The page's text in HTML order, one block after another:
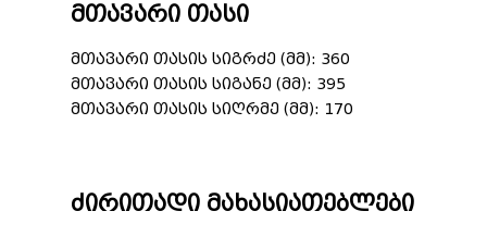
მთავარი თასი
მთავარი თასის სიგრძე (მმ): 360
მთავარი თასის სიგანე (მმ): 395
მთავარი თასის სიღრმე (მმ): 170
ძირითადი მახასიათებლები